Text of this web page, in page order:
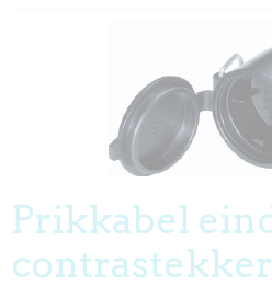
Prikkabel
contrastekker